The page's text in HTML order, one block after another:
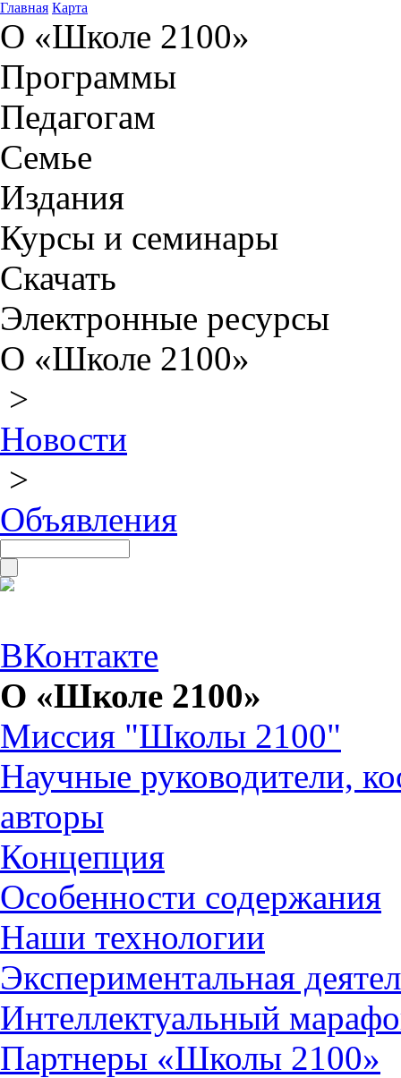
Главная Карта
О «Школе 2100»
Программы
Педагогам
Семье
Издания
Курсы и семинары
Скачать
Электронные ресурсы
О «Школе 2100»
>
Новости
>
Объявления
ВКонтакте
О «Школе 2100»
Миссия "Школы 2100"
Научные руководители,
авторы
Концепция
Особенности содержания
Наши технологии
Экспериментальная
Интеллектуальный
Партнеры «Школы 2100»